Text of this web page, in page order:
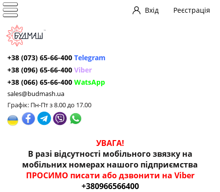
Вхід Реєстрація
+38 (073) 65-66-400 Telegram
+38 (096) 65-66-400 Viber
+38 (066) 65-66-400 WatsApp
sales@budmash.ua
Графік: Пн-Пт з 8.00 до 17.00
УВАГА!
В разі відсутності мобільного звязку на
мобільних номерах нашого підприємства
ПРОСИМО писати або дзвонити на Viber
+380966566400